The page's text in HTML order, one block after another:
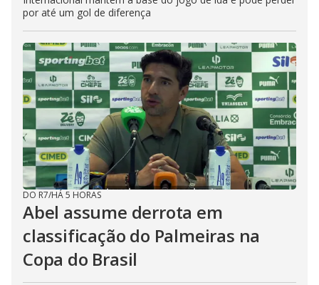
por até um gol de diferença
DO R7/HÁ 5 HORAS
Abel assume derrota em
classificação do Palmeiras na
Copa do Brasil